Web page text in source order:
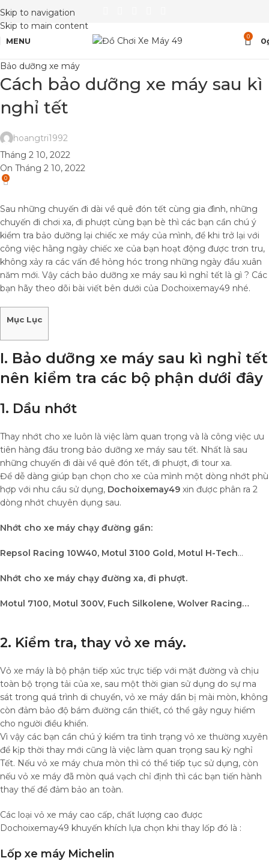
Skip to navigation
Skip to main content
MENU 0 0
Bảo dưỡng xe máy
Cách bảo dưỡng xe máy sau kì
nghỉ tết
hoangtri1992
Tháng 2 10, 2022
On Tháng 2 10, 2022
0
Sau những chuyến đi dài về quê đón tết cùng gia đình, những
chuyến đi chơi xa, đi phượt cùng bạn bè thì các bạn cần chú ý
kiểm tra bảo dưỡng lại chiếc xe máy của mình, để khi trở lại với
công việc hằng ngày chiếc xe của bạn hoạt động được trơn tru,
không xảy ra các vấn đề hỏng hóc trong những ngày đầu xuân
năm mới. Vậy cách bảo dưỡng xe máy sau kì nghỉ tết là gì ? Các
bạn hãy theo dõi bài viết bên dưới của Dochoixemay49 nhé.
Mục Lục
I. Bảo dưỡng xe máy sau kì nghỉ tết
nên kiểm tra các bộ phận dưới đây
1. Dầu nhớt
Thay nhớt cho xe luôn là việc làm quan trọng và là công việc ưu
tiên hàng đầu trong bảo dưỡng xe máy sau tết. Nhất là sau
những chuyến đi dài về quê đón tết, đi phượt, đi tour xa.
Để dễ dàng giúp bạn chọn cho xe của mình một dòng nhớt phù
hợp với nhu cầu sử dụng, Dochoixemay49 xin được phân ra 2
dòng nhớt chuyên dụng sau.
Nhớt cho xe máy chạy đường gần:
Repsol Racing 10W40, Motul 3100 Gold, Motul H-Tech…
Nhớt cho xe máy chạy đường xa, đi phượt.
Motul 7100, Motul 300V, Fuch Silkolene, Wolver Racing…
2. Kiểm tra, thay vỏ xe máy.
Vỏ xe máy là bộ phận tiếp xúc trực tiếp với mặt đường và chịu
toàn bộ trọng tải của xe, sau một thời gian sử dụng do sự ma
sát trong quá trình di chuyển, vỏ xe máy dần bị mài mòn, không
còn đảm bảo độ bám đường cần thiết, có thể gây nguy hiểm
cho người điều khiển.
Vì vậy các bạn cần chú ý kiểm tra tình trạng vỏ xe thường xuyên
để kịp thời thay mới cũng là việc làm quan trọng sau kỳ nghỉ
Tết. Nếu vỏ xe máy chưa mòn thì có thể tiếp tục sử dụng, còn
nếu vỏ xe máy đã mòn quá vạch chỉ định thì các bạn tiến hành
thay thế để đảm bảo an toàn.
Các loại vỏ xe máy cao cấp, chất lượng cao được
Dochoixemay49 khuyến khích lựa chọn khi thay lốp đó là :
Lốp xe máy Michelin